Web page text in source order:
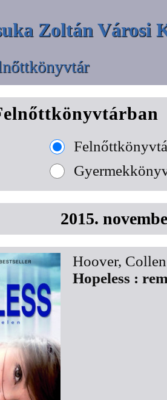
Zoltán Városi
2015.
Hoover,
Hopeless :